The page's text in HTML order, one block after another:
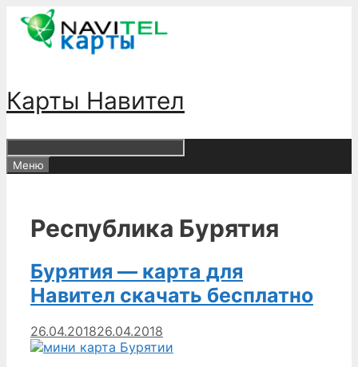
Перейти
содержимому
Карты Навител
Меню
Республика Бурятия
Бурятия — карта для
Навител скачать бесплатно
26.04.201826.04.2018